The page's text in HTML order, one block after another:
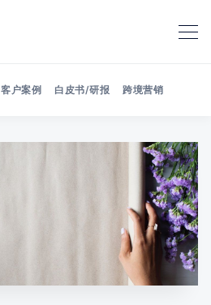
客户案例 白皮书/研报 跨境营销